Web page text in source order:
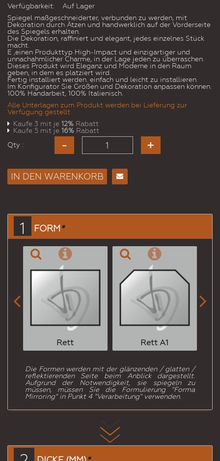
Verfügbarkeit:
Auf Lager
Spiegel maßgeschneiderter, verbunden zu werden, mit
Dekoration durch Ätzen und handwerklich auf der Vorderseite
des Spiegels erhalten.
Die Dekoration, raffiniert und elegant, jedes einzelnes Stück
macht.
E ‚einen Produkttyp High-Impact und einzigartiger und
unnachahmlicher Charme, in der Lage jeden zu überraschen.
Dieses Produkt wird Eleganz und Moderne in den Raum
geben, in dem es platziert wird.
Fertig installiert werden. einfach und leicht zu installieren.
Im Konfigurator Sie Größen und Dekoration anpassen können.
100% Handarbeit, 100% Italienisch.
Alle Unterlagen zum Produkt werden bei Lieferung zur
Verfügung gestellt
Kaufe 3 mit je 12% Rabatt
Kaufe 5 mit je 16% Rabatt
Qty :
IN DEN WARENKORB
1 FORM*
Rett Rett A1
 
Die Formen werden mit der glänzenden / glatten /
reflektierenden Seite beim Anblick dargestellt.
Aufgrund der Notwendigkeit, sie spiegeln zu
müssen, müssen Sie die Formulierung "Forma
Mirroring" in Punkt 4 "Verarbeitung" verwenden.